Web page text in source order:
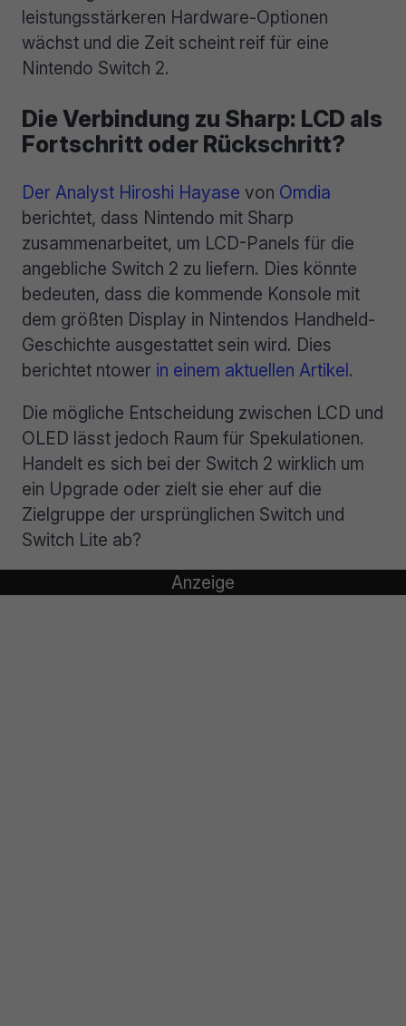
leistungsstärkeren Hardware-Optionen
wächst und die Zeit scheint reif für eine
Nintendo Switch 2.
Die Verbindung zu Sharp: LCD als
Fortschritt oder Rückschritt?
Der Analyst Hiroshi Hayase von Omdia
berichtet, dass Nintendo mit Sharp
zusammenarbeitet, um LCD-Panels für die
angebliche Switch 2 zu liefern. Dies könnte
bedeuten, dass die kommende Konsole mit
dem größten Display in Nintendos Handheld-
Geschichte ausgestattet sein wird. Dies
berichtet ntower in einem aktuellen Artikel.
Die mögliche Entscheidung zwischen LCD und
OLED lässt jedoch Raum für Spekulationen.
Handelt es sich bei der Switch 2 wirklich um
ein Upgrade oder zielt sie eher auf die
Zielgruppe der ursprünglichen Switch und
Switch Lite ab?